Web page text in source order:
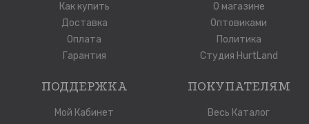
Как купить
Доставка
Оплата
Гарантия
О магазине
Оптовиками
Политика
Студия HurtLand
ПОДДЕРЖКА
Мой Кабинет
ПОКУПАТЕЛЯМ
Весь Каталог